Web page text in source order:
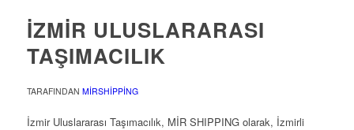
İZMİR ULUSLARARASI
TAŞIMACILIK
TARAFINDAN MIRSHIPPING
İzmir Uluslararası Taşımacılık, MİR SHIPPING olarak, İzmirli